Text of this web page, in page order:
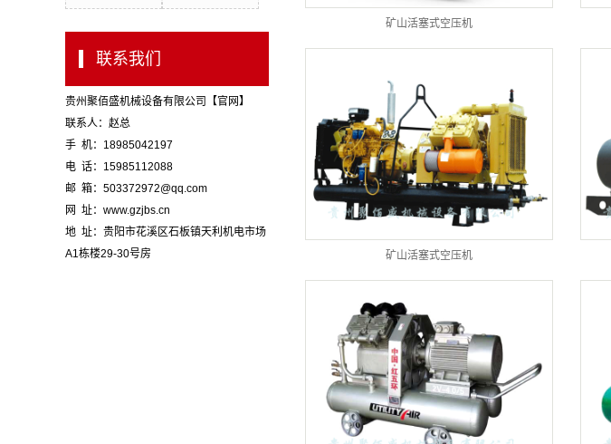
联系我们
贵州聚佰盛机械设备有限公司【官网】
联系人：赵总
手 机：18985042197
电 话：15985112088
邮 箱：503372972@qq.com
网 址：www.gzjbs.cn
地 址：贵阳市花溪区石板镇天利机电市场
A1栋楼29-30号房
矿山活塞式空压机
矿山活塞式空压机